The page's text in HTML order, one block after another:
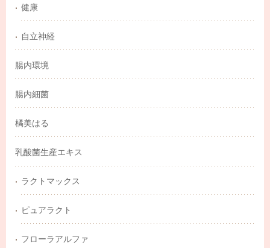
健康
自立神経
腸内環境
腸内細菌
橘美はる
乳酸菌生産エキス
ラクトマックス
ピュアラクト
フローラアルファ